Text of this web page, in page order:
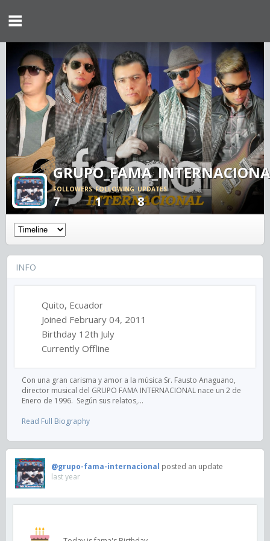
FOLLOWERS
7
FOLLOWING
1
UPDATES
8
INFO
Quito, Ecuador
Joined February 04, 2011
Birthday 12th July
Currently Offline
Con una gran carisma y amor a la música Sr. Fausto Anaguano,
director musical del GRUPO FAMA INTERNACIONAL nace un 2 de
Enero de 1996. Según sus relatos,...
Read Full Biography
@grupo-fama-internacional posted an update
last year